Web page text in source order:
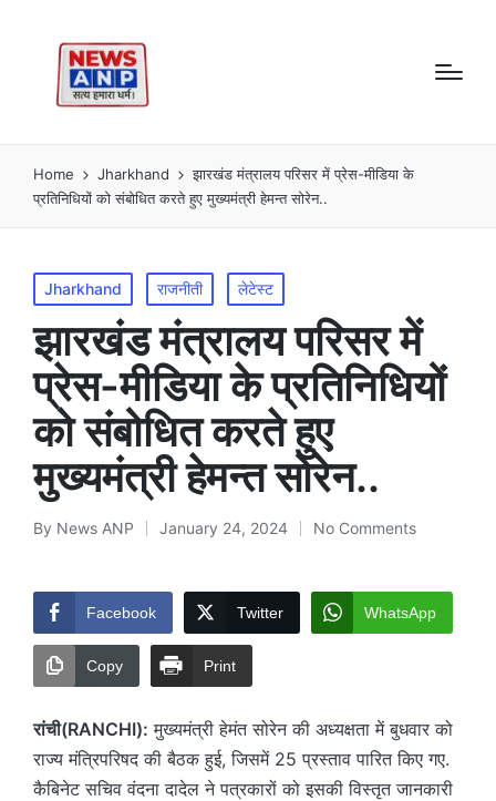
Home Jharkhand
झारखंड मंत्रालय परिसर में प्रेस-मीडिया के
प्रतिनिधियों को संबोधित करते हुए मुख्यमंत्री हेमन्त सोरेन..
Posted
in
Jharkhand राजनीती लेटेस्ट
झारखंड मंत्रालय परिसर में
प्रेस-मीडिया के प्रतिनिधियों
को संबोधित करते हुए
मुख्यमंत्री हेमन्त सोरेन..
Posted
By News ANP January 24, 2024 No Comments
Facebook Twitter WhatsApp
Copy Print
रांची(RANCHI): मुख्यमंत्री हेमंत सोरेन की अध्यक्षता में बुधवार को
राज्य मंत्रिपरिषद की बैठक हुई, जिसमें 25 प्रस्ताव पारित किए गए.
कैबिनेट सचिव वंदना दादेल ने पत्रकारों को इसकी विस्तृत जानकारी